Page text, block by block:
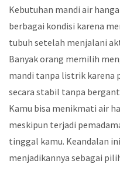
Kebutuhan mandi air
berbagai kondisi karena
tubuh setelah menjalani
Banyak orang memilih
mandi tanpa listrik karena
secara stabil tanpa
Kamu bisa menikmati air
meskipun terjadi
tinggal kamu. Keandalan
menjadikannya sebagai